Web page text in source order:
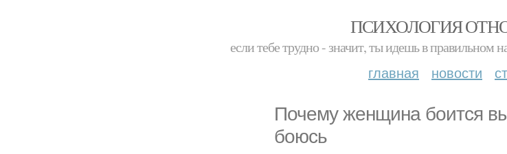
ПСИХОЛОГИЯ
если тебе трудно - значит, ты идешь в правильном
главная новости
Почему женщина боится
боюсь